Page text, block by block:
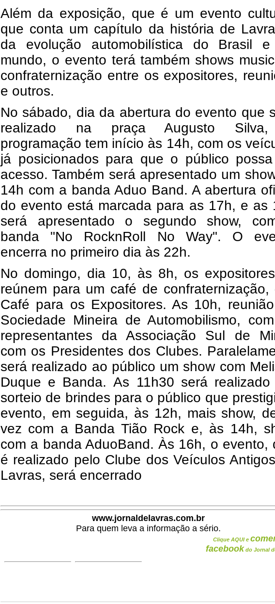
Além da exposição, que é um evento
que conta um capítulo da história de
da evolução automobilística do Brasil
mundo, o evento terá também shows
confraternização entre os expositores,
e outros.
No sábado, dia da abertura do evento que
realizado na praça Augusto
programação tem início às 14h, com os
já posicionados para que o público
acesso. Também será apresentado um
14h com a banda Aduo Band. A abertura
do evento está marcada para as 17h, e as
será apresentado o segundo show,
banda "No RocknRoll No Way". O
encerra no primeiro dia às 22h.
No domingo, dia 10, às 8h, os
reúnem para um café de confraternização,
Café para os Expositores. As 10h,
Sociedade Mineira de Automobilismo,
representantes da Associação Sul de
com os Presidentes dos Clubes.
será realizado ao público um show com
Duque e Banda.As 11h30 será realizado
sorteio de brindes para o público que
evento, em seguida, às 12h, mais show,
vez com a Banda Tião Rock e, às 14h,
com a banda AduoBand. Às 16h, o evento,
é realizado pelo Clube dos Veículos
Lavras, será encerrado
www.jornaldelavras.com.br
Para quem leva a informação a sério.
Clique AQUI e
facebook do Jornal